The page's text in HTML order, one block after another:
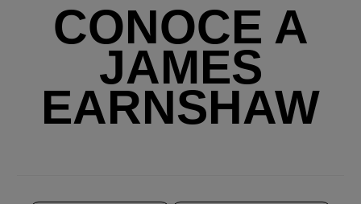
CONOCE A
JAMES
EARNSHAW